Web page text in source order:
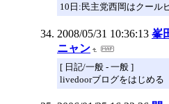
10日:民主党西岡はクール
2008/05/31 10:36:13 峯
ニャン
[ 日記/一般 - 一般 ]
livedoorブログをはじめる